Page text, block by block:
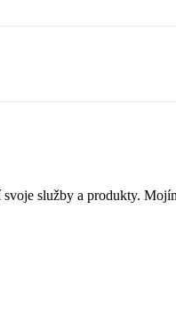
služby a produkty.